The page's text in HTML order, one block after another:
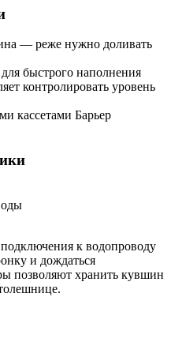
— реже нужно доливать
быстрого наполнения
контролировать уровень
кассетами Барьер
к водопроводу
и дождаться
позволяют хранить кувшин